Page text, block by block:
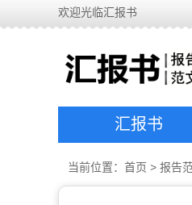
欢迎光临汇报书
汇报书
当前位置： 首页 > 报告